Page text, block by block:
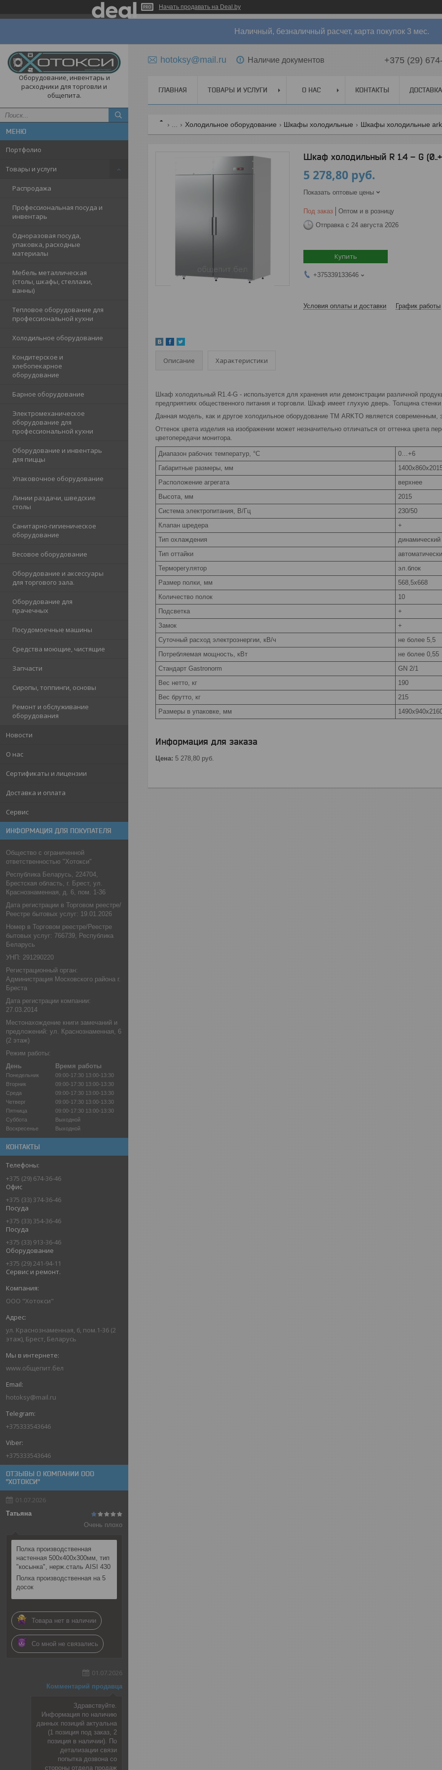
Начать продавать на Deal.by
Наличный, безналичный расчет, карта покупок 3 мес.
Оборудование, инвентарь и
расходники для торговли и
общепита.
Портфолио
Товары и услуги
Распродажа
Профессиональная посуда и
инвентарь
Одноразовая посуда,
упаковка, расходные
материалы
Мебель металлическая
(столы, шкафы, стеллажи,
ванны)
Тепловое оборудование для
профессиональной кухни
Холодильное оборудование
Кондитерское и
хлебопекарное
оборудование
Барное оборудование
Электромеханическое
оборудование для
профессиональной кухни
Оборудование и инвентарь
для пиццы
Упаковочное оборудование
Линии раздачи, шведские
столы
Санитарно-гигиеническое
оборудование
Весовое оборудование
Оборудование и аксессуары
для торгового зала.
Оборудование для
прачечных
Посудомоечные машины
Средства моющие, чистящие
Запчасти
Сиропы, топпинги, основы
Ремонт и обслуживание
оборудования
Новости
О нас
Сертификаты и лицензии
Доставка и оплата
Сервис
ИНФОРМАЦИЯ ДЛЯ ПОКУПАТЕЛЯ
Общество с ограниченной
ответственностью "Хотокси"
Республика Беларусь, 224704,
Брестская область, г. Брест, ул.
Краснознаменная, д. 6, пом. 1-36
Дата регистрации в Торговом реестре/
Реестре бытовых услуг: 19.01.2026
Номер в Торговом реестре/Реестре
бытовых услуг: 766739, Республика
Беларусь
УНП: 291290220
Регистрационный орган:
Администрация Московского района г.
Бреста
Дата регистрации компании:
27.03.2014
Местонахождение книги замечаний и
предложений: ул. Краснознаменная, 6
(2 этаж)
Режим работы:
День
Время работы
Понедельник 09:00-17:30 13:00-13:30
Вторник
09:00-17:30 13:00-13:30
Среда
09:00-17:30 13:00-13:30
Четверг
09:00-17:30 13:00-13:30
Пятница
09:00-17:30 13:00-13:30
Суббота
Выходной
Воскресенье
Выходной
КОНТАКТЫ
+375 (29) 674-36-46
Офис
+375 (33) 374-36-46
Посуда
+375 (33) 354-36-46
Посуда
+375 (33) 913-36-46
Оборудование
+375 (29) 241-94-11
Сервис и ремонт.
ООО "Хотокси"
ул. Краснознаменная, 6, пом.1-36 (2
этаж), Брест, Беларусь
www.общепит.бел
hotoksy@mail.ru
+375333543646
+375333543646
ОТЗЫВЫ О КОМПАНИИ ООО
"ХОТОКСИ"
01.07.2026
Татьяна
Очень плохо
Полка производственная
настенная 500х400х300мм, тип
"косынка", нерж.сталь AISI 430
Полка производственная на 5
досок
Товара нет в наличии
Со мной не связались
01.07.2026
Комментарий продавца
Здравствуйте.
Информация по наличию
данных позиций актуальна
(1 позиция под заказ, 2
позиция в наличии). По
детализации связи
попытка дозвона со
стороны отдела продаж
hotoksy@mail.ru Наличие документов +375 (29)
ГЛАВНАЯ ТОВАРЫ И УСЛУГИ О НАС КОНТАКТЫ
Холодильное оборудование Шкафы холодильные Шкафы холодильные
Шкаф холодильный R 1.4 – G
5 278,80 руб.
Показать оптовые цены
Под заказ
Оптом и в розницу
Отправка с 24 августа 2026
Купить
+375339133646
Условия оплаты и доставки График работы
Описание Характеристики
Шкаф холодильный R1.4-G - используется для хранения или демонстрации различной
предприятиях общественного питания и торговли. Шкаф имеет глухую дверь. Толщина
Данная модель, как и другое холодильное оборудование ТМ ARKTO является
Оттенок цвета изделия на изображении может незначительно отличаться от оттенка цвета
цветопередачи монитора.
Диапазон рабочих температур, °C
0…+6
Габаритные размеры, мм
Расположение агрегата
верхнее
Высота, мм
2015
Система электропитания, В/Гц
230/50
Клапан шредера
+
Тип охлаждения
динамический
Тип оттайки
Терморегулятор
эл.блок
Размер полки, мм
568,5х668
Количество полок
10
Подсветка
+
Замок
+
Суточный расход электроэнергии, кВ/ч
не более 5,5
Потребляемая мощность, кВт
не более 0,55
Стандарт Gastronorm
GN 2/1
Вес нетто, кг
190
Вес брутто, кг
215
Размеры в упаковке, мм
Информация для заказа
Цена: 5 278,80 руб.